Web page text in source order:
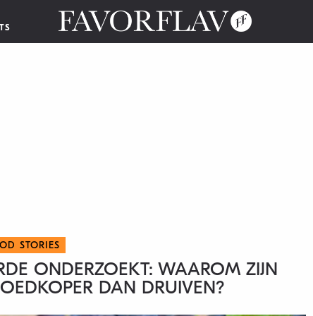
STORIES
ONDERZOEKT: WAAROM ZIJN
DAN DRUIVEN?